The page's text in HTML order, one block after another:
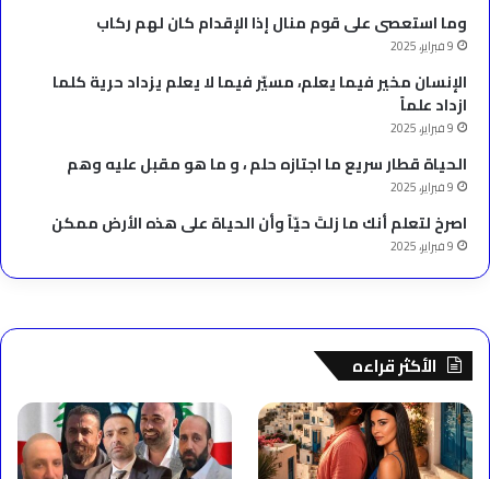
وما استعصى على قوم منال إذا الإقدام كان لهم ركاب
9 فبراير، 2025
الإنسان مخير فيما يعلم، مسيّر فيما لا يعلم يزداد حرية كلما
ازداد علماً
9 فبراير، 2025
الحياة قطار سريع ما اجتازه حلم ، و ما هو مقبل عليه وهم
9 فبراير، 2025
‫اصرخ لتعلم أنك ما زلتَ حيّاً وأن الحياة على هذه الأرض ممكن
9 فبراير، 2025
الأكثر قراءه